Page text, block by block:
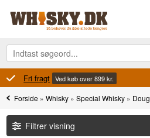
100% Danskejet Ejet og drevet i
Forside »Whisky »Special Whisky »
Filtrer visning